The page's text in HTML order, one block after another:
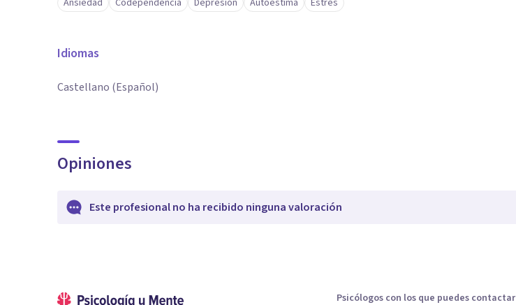
Ansiedad Codependencia Depresión Autoestima Estrés
Idiomas
Castellano (Español)
Opiniones
Este profesional no ha recibido ninguna valoración
Psicólogos con los que puedes contactar